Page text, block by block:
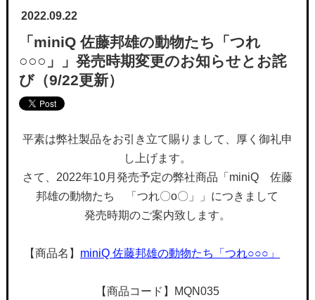
2022.09.22
「miniQ 佐藤邦雄の動物たち「つれ
○○○」」発売時期変更のお知らせとお詫
び（9/22更新）
平素は弊社製品をお引き立て賜りまして、厚く御礼申
し上げます。
さて、2022年10月発売予定の弊社商品「miniQ 佐藤
邦雄の動物たち 「つれ〇o〇」」につきまして
発売時期のご案内致します。
【商品名】 miniQ 佐藤邦雄の動物たち「つれ○○○」
【商品コード】MQN035